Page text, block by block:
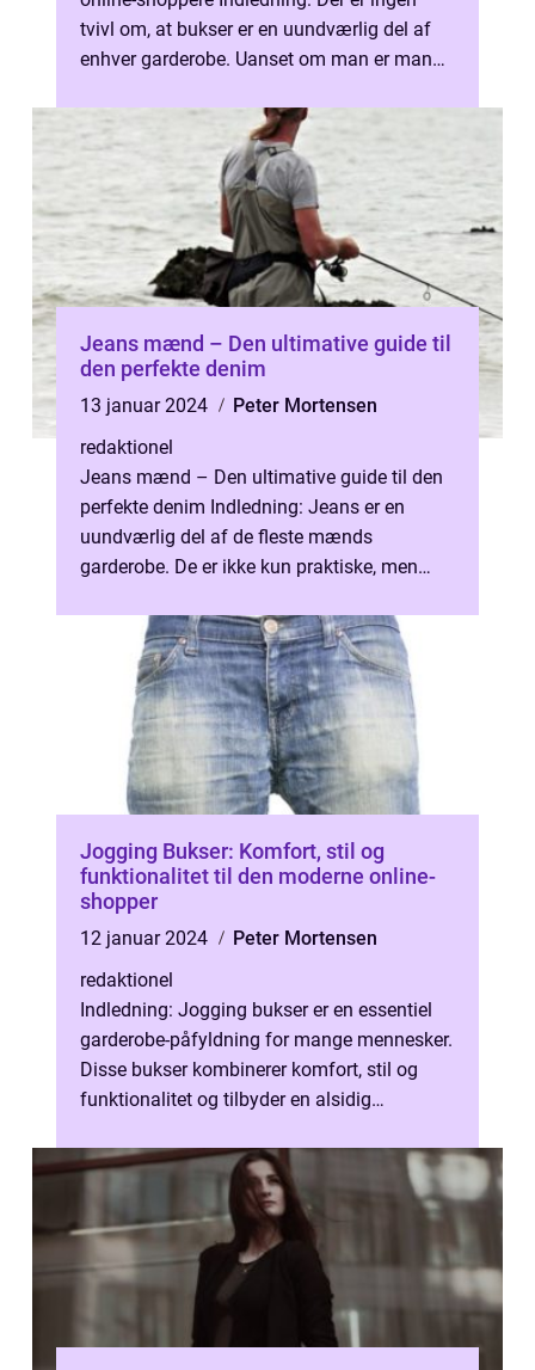
tvivl om, at bukser er en uundværlig del af
enhver garderobe. Uanset om man er mand
Jeans mænd – Den ultimative guide til
den perfekte denim
13 januar 2024
Peter Mortensen
redaktionel
Jeans mænd – Den ultimative guide til den
perfekte denim Indledning: Jeans er en
uundværlig del af de fleste mænds
garderobe. De er ikke kun praktiske, men
Jogging Bukser: Komfort, stil og
funktionalitet til den moderne online-
shopper
12 januar 2024
Peter Mortensen
redaktionel
Indledning: Jogging bukser er en essentiel
garderobe-påfyldning for mange mennesker.
Disse bukser kombinerer komfort, stil og
funktionalitet og tilbyder en alsidig